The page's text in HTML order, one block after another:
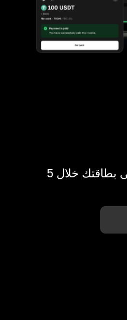
ادفع بالكريبتو في أي مكان. احصل على بطاقتك خلال 5